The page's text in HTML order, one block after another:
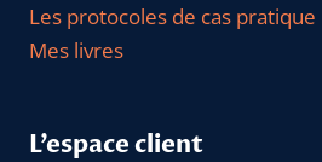
Les protocoles de cas pratique
Mes livres
L’espace client